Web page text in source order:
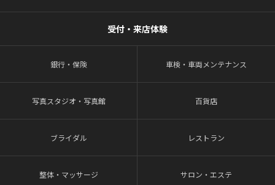
受付・来店体験
銀行・保険 車検・車両メンテナンス
写真スタジオ・写真館 百貨店
ブライダル レストラン
整体・マッサージ サロン・エステ